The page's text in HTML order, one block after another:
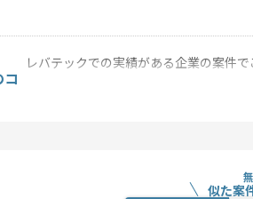
コ
レバテックでの実績がある企業の案件
経験豊富なマーケターと成長が出来る
似た案